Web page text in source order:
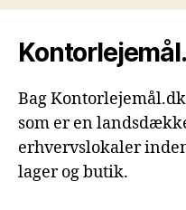
Bag
som er en
erhvervslokaler
lager og butik.